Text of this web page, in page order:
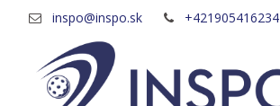
inspo@inspo.sk +421905416234